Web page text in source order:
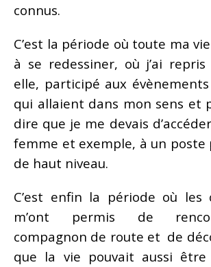
connus.
C’est la période où toute ma
à se redessiner, où j’ai
elle, participé aux
qui allaient dans mon sens et
dire que je me devais
femme et exemple, à un poste
de haut niveau.
C’est enfin la période où les
m’ont permis de
compagnon de route et de
que la vie pouvait aussi